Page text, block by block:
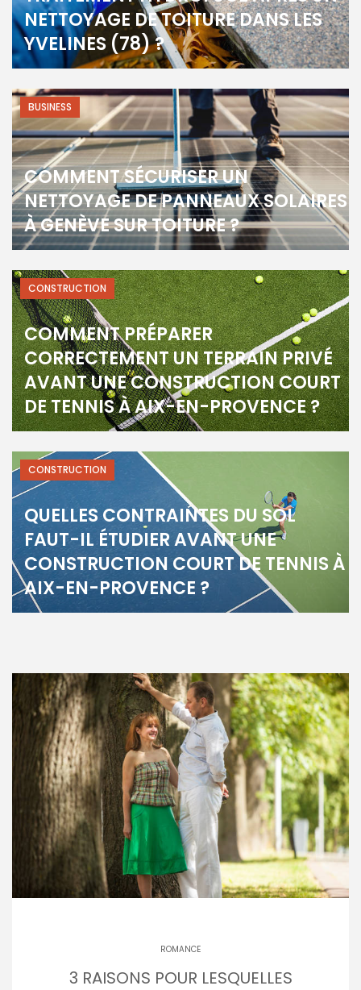
NETTOYAGE DE TOITURE DANS LES
YVELINES (78) ?
COMMENT SÉCURISER UN
NETTOYAGE DE PANNEAUX SOLAIRES
À GENÈVE SUR TOITURE ?
BUSINESS
COMMENT PRÉPARER
CORRECTEMENT UN TERRAIN PRIVÉ
AVANT UNE CONSTRUCTION COURT
DE TENNIS À AIX-EN-PROVENCE ?
CONSTRUCTION
QUELLES CONTRAINTES DU SOL
FAUT-IL ÉTUDIER AVANT UNE
CONSTRUCTION COURT DE TENNIS À
AIX-EN-PROVENCE ?
CONSTRUCTION
ROMANCE
3 RAISONS POUR LESQUELLES